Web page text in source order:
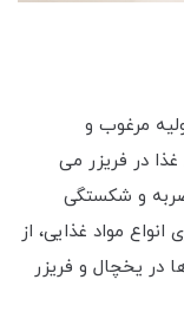
اولیه مرغوب و
در فریزر می
و شکستگی
مواد غذایی، از
در یخچال و فریزر